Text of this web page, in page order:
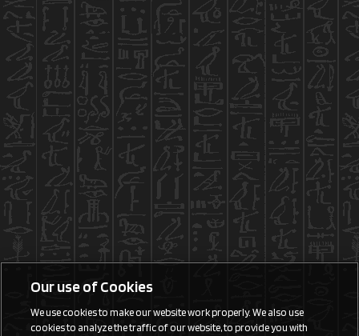
Our use of Cookies
We use cookies to make our website work properly. We also use
cookies to analyze the traffic of our website, to provide you with